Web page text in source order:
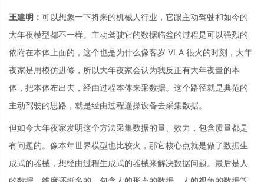
王建明： 可以想象一下将来的机械人行业，它跟主动驾驶和如今的
大年夜模型都不一样。主动驾驶它的数据临盆的过程是可以强烈的
依附在本体上面的，这个也是为什么像客岁 VLA 很火的时刻，大年
夜家是用模仿进修，所以大年夜家会认为我反正有大年夜量的本
体，把本体布出去，经由过程本体来采数据。这个路径就是典范的
主动驾驶的思路，就是经由过程遥操设备去采集数据。
但如今大年夜家发明这个方法采集数据的量、效力，包含质量都是
有问题的。像本年世界模型也比较火，那它核心点就是做了数据生
成式的器械，想经由过程生成式的器械来解决数据问题。最后是人